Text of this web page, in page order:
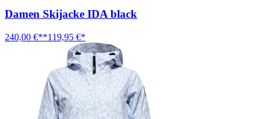
Damen Skijacke IDA black
240,00 €**119,95 €*